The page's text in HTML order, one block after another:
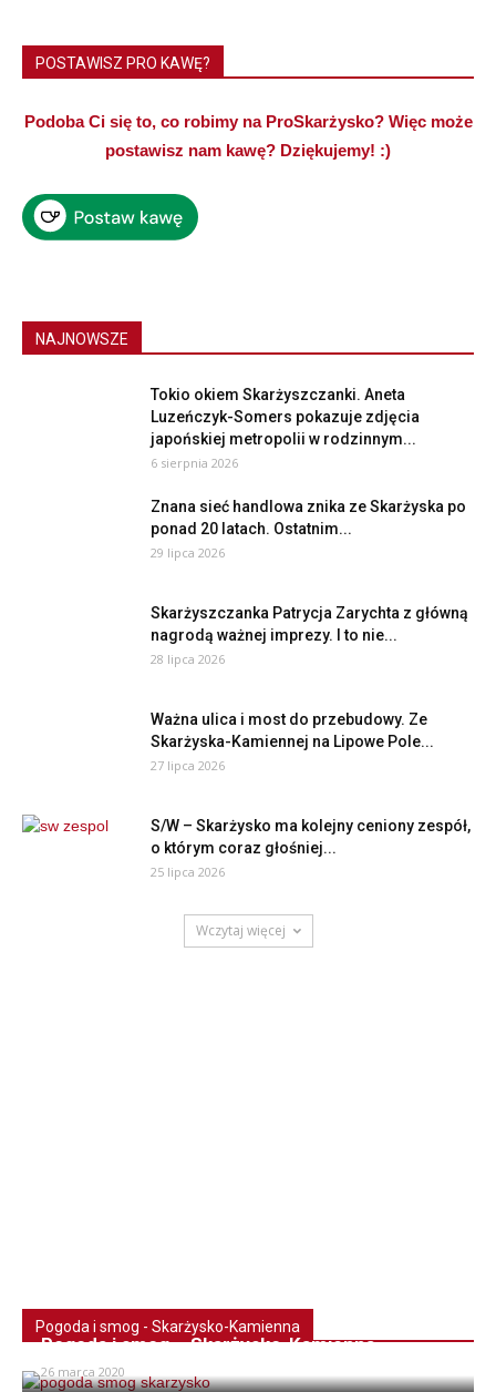
POSTAWISZ PRO KAWĘ?
Podoba Ci się to, co robimy na ProSkarżysko? Więc może
postawisz nam kawę? Dziękujemy! :)
NAJNOWSZE
Tokio okiem Skarżyszczanki. Aneta
Luzeńczyk-Somers pokazuje zdjęcia
japońskiej metropolii w rodzinnym...
6 sierpnia 2026
Znana sieć handlowa znika ze Skarżyska po
ponad 20 latach. Ostatnim...
29 lipca 2026
Skarżyszczanka Patrycja Zarychta z główną
nagrodą ważnej imprezy. I to nie...
28 lipca 2026
Ważna ulica i most do przebudowy. Ze
Skarżyska-Kamiennej na Lipowe Pole...
27 lipca 2026
S/W – Skarżysko ma kolejny ceniony zespół,
o którym coraz głośniej...
25 lipca 2026
Wczytaj więcej
Pogoda i smog - Skarżysko-Kamienna
Pogoda i smog – Skarżysko-Kamienna
26 marca 2020